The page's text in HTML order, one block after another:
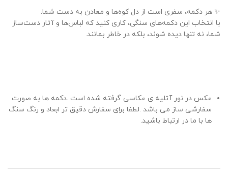
✨ هر دکمه، سفری است از دل کوه‌ها و معادن به دست شما.
با انتخاب این دکمه‌های سنگی، کاری کنید که لباس‌ها و آثار دست‌ساز
شما، نه تنها دیده شوند، بلکه در خاطر بمانند.
عکس در نور آتلیه ی عکاسی گرفته شده است .دکمه ها به صورت
سفارشی ساز می باشد .لطفا برای سفارش دقیق تر ابعاد و رنگ سنگ
ها با ما در ارتباط باشید.